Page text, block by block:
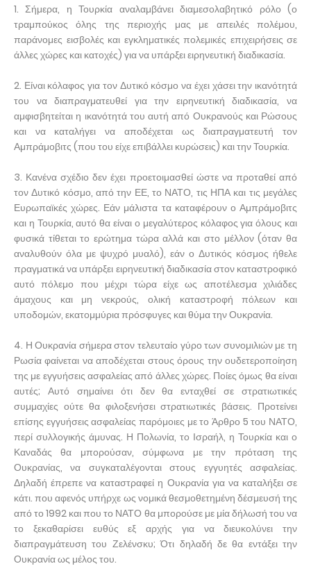
1. Σήμερα, η Τουρκία αναλαμβάνει διαμεσολαβητικό ρόλο (ο
τραμπούκος όλης της περιοχής μας με απειλές πολέμου,
παράνομες εισβολές και εγκληματικές πολεμικές επιχειρήσεις σε
άλλες χώρες και κατοχές) για να υπάρξει ειρηνευτική διαδικασία.
2. Είναι κόλαφος για τον Δυτικό κόσμο να έχει χάσει την ικανότητά
του να διαπραγματευθεί για την ειρηνευτική διαδικασία, να
αμφισβητείται η ικανότητά του αυτή από Ουκρανούς και Ρώσους
και να καταλήγει να αποδέχεται ως διαπραγματευτή τον
Αμπράμοβιτς (που του είχε επιβάλλει κυρώσεις) και την Τουρκία.
3. Κανένα σχέδιο δεν έχει προετοιμασθεί ώστε να προταθεί από
τον Δυτικό κόσμο, από την ΕΕ, το ΝΑΤΟ, τις ΗΠΑ και τις μεγάλες
Ευρωπαϊκές χώρες. Εάν μάλιστα τα καταφέρουν ο Αμπράμοβιτς
και η Τουρκία, αυτό θα είναι ο μεγαλύτερος κόλαφος για όλους και
φυσικά τίθεται το ερώτημα τώρα αλλά και στο μέλλον (όταν θα
αναλυθούν όλα με ψυχρό μυαλό), εάν ο Δυτικός κόσμος ήθελε
πραγματικά να υπάρξει ειρηνευτική διαδικασία στον καταστροφικό
αυτό πόλεμο που μέχρι τώρα είχε ως αποτέλεσμα χιλιάδες
άμαχους και μη νεκρούς, ολική καταστροφή πόλεων και
υποδομών, εκατομμύρια πρόσφυγες και θύμα την Ουκρανία.
4. Η Ουκρανία σήμερα στον τελευταίο γύρο των συνομιλιών με τη
Ρωσία φαίνεται να αποδέχεται στους όρους την ουδετεροποίηση
της με εγγυήσεις ασφαλείας από άλλες χώρες. Ποίες όμως θα είναι
αυτές; Αυτό σημαίνει ότι δεν θα ενταχθεί σε στρατιωτικές
συμμαχίες ούτε θα φιλοξενήσει στρατιωτικές βάσεις. Προτείνει
επίσης εγγυήσεις ασφαλείας παρόμοιες με το Άρθρο 5 του ΝΑΤΟ,
περί συλλογικής άμυνας. Η Πολωνία, το Ισραήλ, η Τουρκία και ο
Καναδάς θα μπορούσαν, σύμφωνα με την πρόταση της
Ουκρανίας, να συγκαταλέγονται στους εγγυητές ασφαλείας.
Δηλαδή έπρεπε να καταστραφεί η Ουκρανία για να καταλήξει σε
κάτι. που αφενός υπήρχε ως νομικά θεσμοθετημένη δέσμευσή της
από το 1992 και που το ΝΑΤΟ θα μπορούσε με μία δήλωσή του να
το ξεκαθαρίσει ευθύς εξ αρχής για να διευκολύνει την
διαπραγμάτευση του Ζελένσκυ; Ότι δηλαδή δε θα εντάξει την
Ουκρανία ως μέλος του.